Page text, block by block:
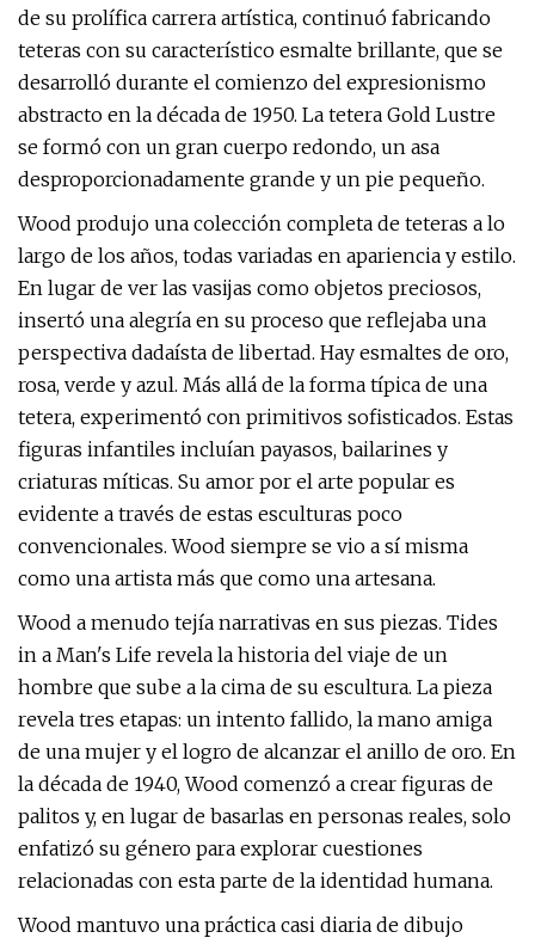
de su prolífica carrera artística, continuó fabricando
teteras con su característico esmalte brillante, que se
desarrolló durante el comienzo del expresionismo
abstracto en la década de 1950. La tetera Gold Lustre
se formó con un gran cuerpo redondo, un asa
desproporcionadamente grande y un pie pequeño.
Wood produjo una colección completa de teteras a lo
largo de los años, todas variadas en apariencia y estilo.
En lugar de ver las vasijas como objetos preciosos,
insertó una alegría en su proceso que reflejaba una
perspectiva dadaísta de libertad. Hay esmaltes de oro,
rosa, verde y azul. Más allá de la forma típica de una
tetera, experimentó con primitivos sofisticados. Estas
figuras infantiles incluían payasos, bailarines y
criaturas míticas. Su amor por el arte popular es
evidente a través de estas esculturas poco
convencionales. Wood siempre se vio a sí misma
como una artista más que como una artesana.
Wood a menudo tejía narrativas en sus piezas. Tides
in a Man's Life revela la historia del viaje de un
hombre que sube a la cima de su escultura. La pieza
revela tres etapas: un intento fallido, la mano amiga
de una mujer y el logro de alcanzar el anillo de oro. En
la década de 1940, Wood comenzó a crear figuras de
palitos y, en lugar de basarlas en personas reales, solo
enfatizó su género para explorar cuestiones
relacionadas con esta parte de la identidad humana.
Wood mantuvo una práctica casi diaria de dibujo